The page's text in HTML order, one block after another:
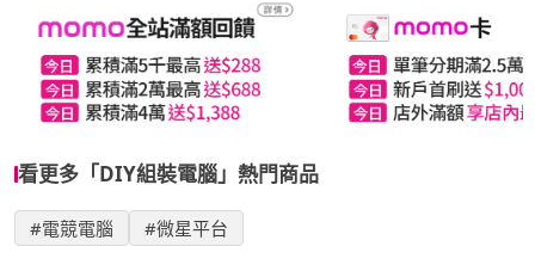
看更多「DIY組裝電腦」熱門商品
#電競電腦 #微星平台